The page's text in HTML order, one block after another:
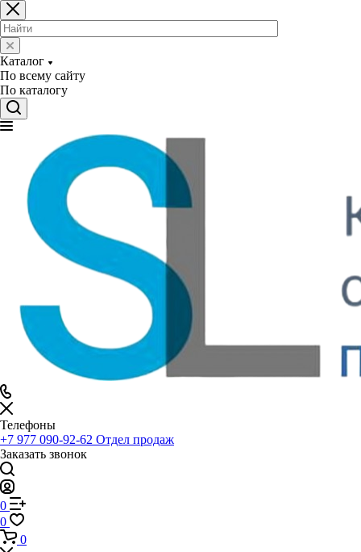
Каталог
По всему сайту
По каталогу
Телефоны
+7 977 090-92-62 Отдел продаж
Заказать звонок
0
0
0